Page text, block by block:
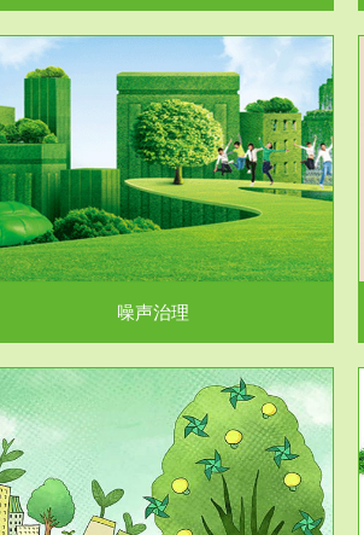
噪声治理
服务范围
废气处理工程
服务范围
企业级环保管家